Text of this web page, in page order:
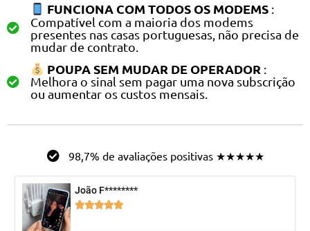
FUNCIONA COM TODOS OS MODEMS :
Compatível com a maioria dos modems
presentes nas casas portuguesas, não precisa de
mudar de contrato.
POUPA SEM MUDAR DE OPERADOR :
Melhora o sinal sem pagar uma nova subscrição
ou aumentar os custos mensais.
98,7% de avaliações positivas ★★★★★
João F********
